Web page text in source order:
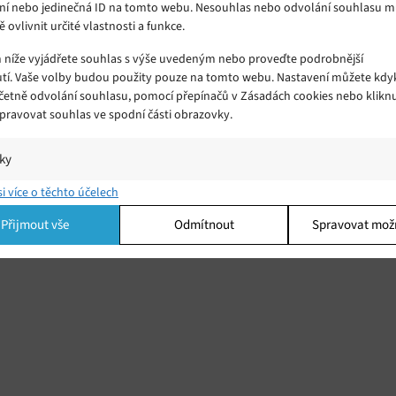
nebo jedinečná ID na tomto webu. Nesouhlas nebo odvolání souhlasu
ovlivnit určité vlastnosti a funkce.
vyjádřete souhlas s výše uvedeným nebo proveďte podrobnější
Vaše volby budou použity pouze na tomto webu. Nastavení můžete
odvolání souhlasu, pomocí přepínačů v Zásadách cookies nebo
souhlas ve spodní části obrazovky.
a/nebo přístup k informacím v zařízení, Porozumění publiku
kombinací údajů z různých zdrojů.
více o těchto účelech
Přijmout vše Odmítnout Spravovat